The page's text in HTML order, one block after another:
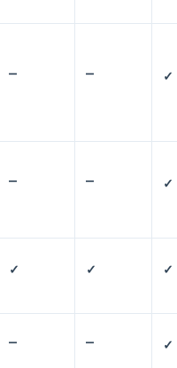
⎻ ⎻ ✓
⎻ ⎻ ✓
✓ ✓ ✓
⎻ ⎻ ✓